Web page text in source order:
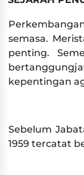
semasa.
penting.
kepentingan
Sebelum
1959 tercatat